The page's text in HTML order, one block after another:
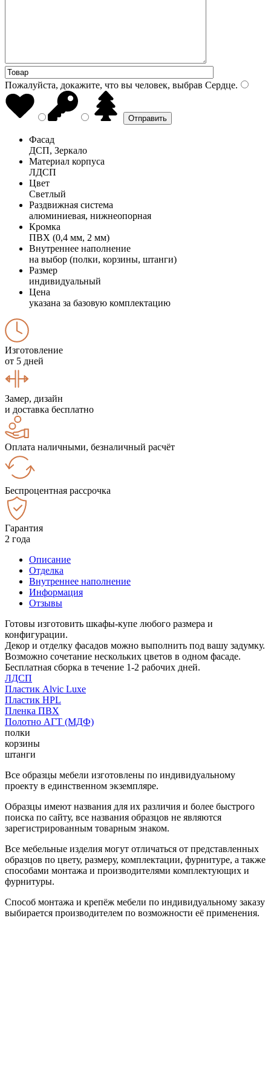
Пожалуйста, докажите, что вы человек, выбрав Сердце.
Фасад
ДСП, Зеркало
Материал корпуса
ЛДСП
Цвет
Светлый
Раздвижная система
алюминиевая, нижнеопорная
Кромка
ПВХ (0,4 мм, 2 мм)
Внутреннее наполнение
на выбор (полки, корзины, штанги)
Размер
индивидуальный
Цена
указана за базовую комплектацию
Изготовление
от 5 дней
Замер, дизайн
и доставка бесплатно
Оплата наличными, безналичный расчёт
Беспроцентная рассрочка
Гарантия
2 года
Описание
Отделка
Внутреннее наполнение
Информация
Отзывы
Готовы изготовить шкафы-купе любого размера и
конфигурации.
Декор и отделку фасадов можно выполнить под вашу задумку.
Возможно сочетание нескольких цветов в одном фасаде.
Бесплатная сборка в течение 1-2 рабочих дней.
ЛДСП
Пластик Alvic Luxe
Пластик HPL
Пленка ПВХ
Полотно АГТ (МДФ)
полки
корзины
штанги
Все образцы мебели изготовлены по индивидуальному
проекту в единственном экземпляре.
Образцы имеют названия для их различия и более быстрого
поиска по сайту, все названия образцов не являются
зарегистрированным товарным знаком.
Все мебельные изделия могут отличаться от представленных
образцов по цвету, размеру, комплектации, фурнитуре, а также
способами монтажа и производителями комплектующих и
фурнитуры.
Способ монтажа и крепёж мебели по индивидуальному заказу
выбирается производителем по возможности её применения.